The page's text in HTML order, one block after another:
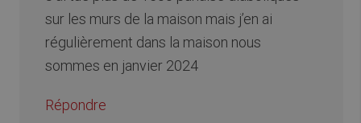
sur les murs de la maison mais j’en ai
régulièrement dans la maison nous
sommes en janvier 2024
Répondre